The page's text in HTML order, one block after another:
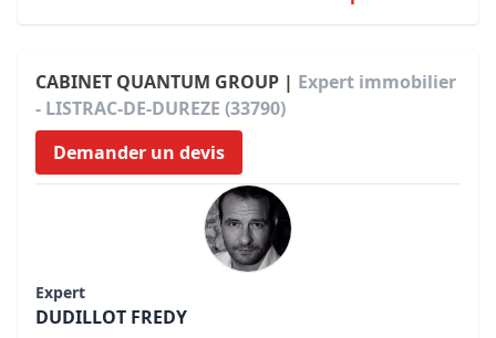
CABINET QUANTUM GROUP | Expert immobilier
- LISTRAC-DE-DUREZE (33790)
Demander un devis
Expert
DUDILLOT FREDY